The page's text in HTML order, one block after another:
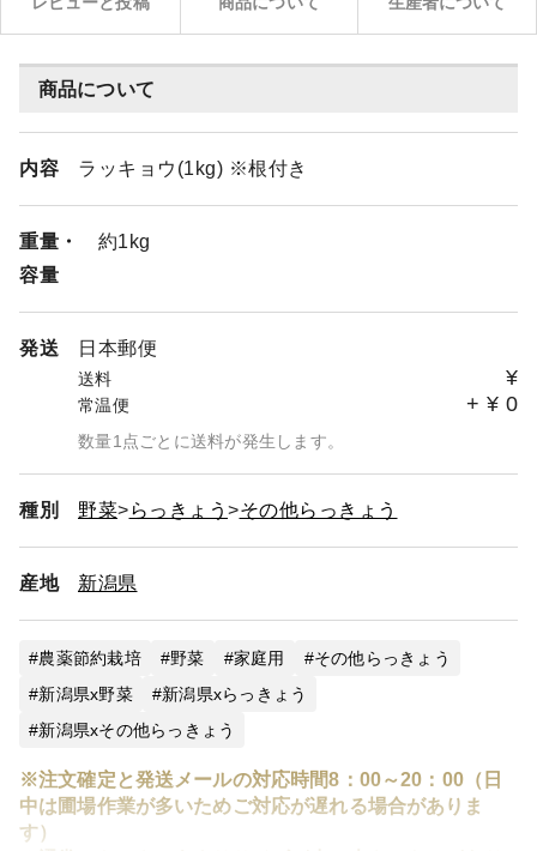
商品について
内容 ラッキョウ(1kg) ※根付き
重量・
容量
約1kg
発送 日本郵便
送料 ¥
常温便 + ¥ 0
数量1点ごとに送料が発生します。
種別 野菜 らっきょう その他らっきょう
産地 新潟県
農薬節約栽培 野菜 家庭用
その他らっきょう
新潟県x野菜
新潟県xらっきょう
新潟県xその他らっきょう
※注文確定と発送メールの対応時間8：00～20：00（日
中は圃場作業が多いためご対応が遅れる場合がありま
す）